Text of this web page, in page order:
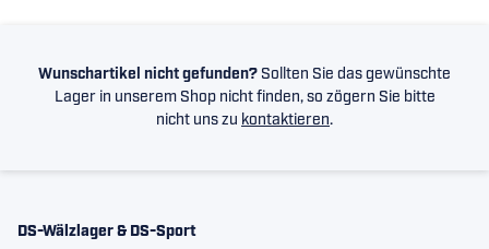
Wunschartikel nicht gefunden? Sollten Sie das gewünschte
Lager in unserem Shop nicht finden, so zögern Sie bitte
nicht uns zu kontaktieren.
DS-Wälzlager & DS-Sport